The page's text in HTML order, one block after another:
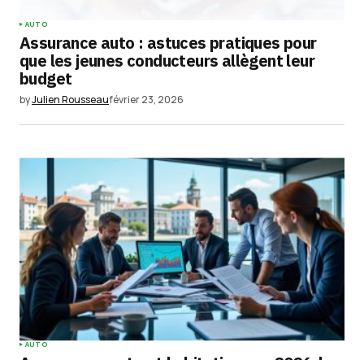
AUTO
Assurance auto : astuces pratiques pour
que les jeunes conducteurs allègent leur
budget
byJulien Rousseaufévrier 23, 2026
AUTO